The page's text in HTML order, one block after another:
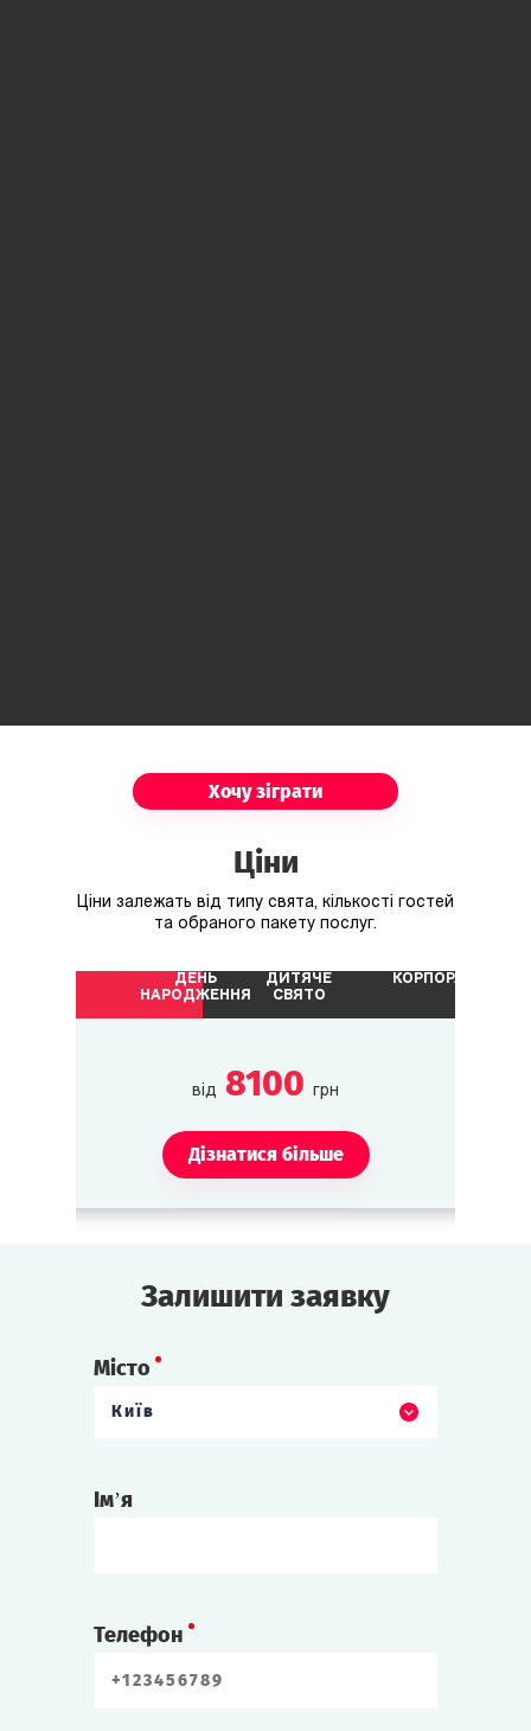
Хочу зіграти
Ціни
Ціни залежать від типу свята, кількості гостей
та обраного пакету послуг.
ДЕНЬ
НАРОДЖЕННЯ
ДИТЯЧЕ
СВЯТО
КОРПОРАТИВ
від 8100 грн
Дізнатися більше
Залишити заявку
Місто
Київ
Ім’я
Телефон